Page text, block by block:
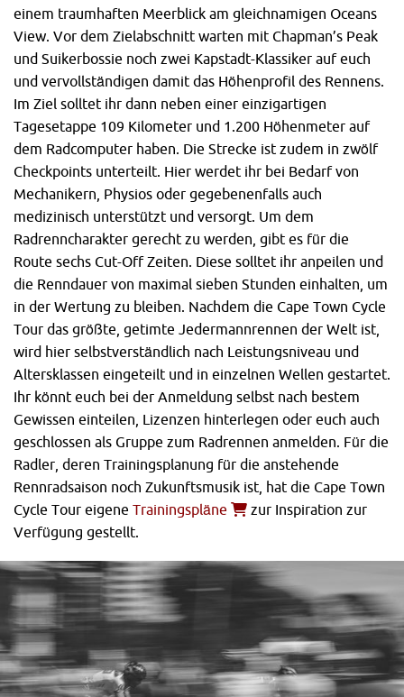
einem traumhaften Meerblick am gleichnamigen Oceans
View. Vor dem Zielabschnitt warten mit Chapman’s Peak
und Suikerbossie noch zwei Kapstadt-Klassiker auf euch
und vervollständigen damit das Höhenprofil des Rennens.
Im Ziel solltet ihr dann neben einer einzigartigen
Tagesetappe 109 Kilometer und 1.200 Höhenmeter auf
dem Radcomputer haben. Die Strecke ist zudem in zwölf
Checkpoints unterteilt. Hier werdet ihr bei Bedarf von
Mechanikern, Physios oder gegebenenfalls auch
medizinisch unterstützt und versorgt. Um dem
Radrenncharakter gerecht zu werden, gibt es für die
Route sechs Cut-Off Zeiten. Diese solltet ihr anpeilen und
die Renndauer von maximal sieben Stunden einhalten, um
in der Wertung zu bleiben. Nachdem die Cape Town Cycle
Tour das größte, getimte Jedermannrennen der Welt ist,
wird hier selbstverständlich nach Leistungsniveau und
Altersklassen eingeteilt und in einzelnen Wellen gestartet.
Ihr könnt euch bei der Anmeldung selbst nach bestem
Gewissen einteilen, Lizenzen hinterlegen oder euch auch
geschlossen als Gruppe zum Radrennen anmelden. Für die
Radler, deren Trainingsplanung für die anstehende
Rennradsaison noch Zukunftsmusik ist, hat die Cape Town
Cycle Tour eigene Trainingspläne
zur Inspiration zur
Verfügung gestellt.